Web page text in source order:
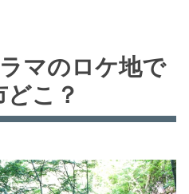
マのロケ地で
こ？